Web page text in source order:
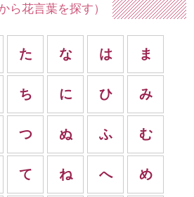
ら花言葉を探す）
た
ち
つ
て
な
に
ぬ
ね
は
ひ
ふ
へ
ま
み
む
め